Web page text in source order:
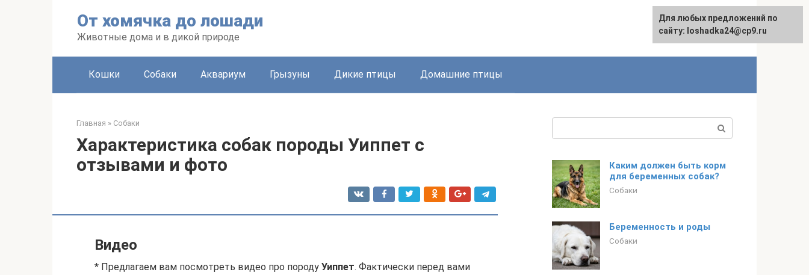
От хомячка до лошади
Животные дома и в дикой природе
Кошки Собаки Аквариум Грызуны Дикие птицы Домашние птицы
Главная » Собаки
Характеристика собак породы Уиппет с
отзывами и фото
Видео
* Предлагаем вам посмотреть видео про породу Уиппет. Фактически перед вами
Каким должен быть корм
для беременных собак?
Собаки
Беременность и роды
Собаки
Для любых предложений по
сайту: loshadka24@cp9.ru